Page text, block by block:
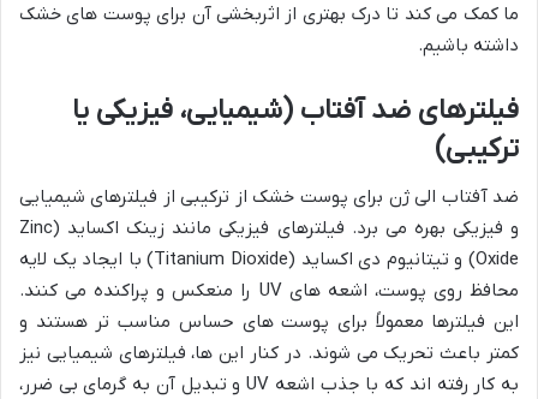
ما کمک می کند تا درک بهتری از اثربخشی آن برای پوست های خشک
داشته باشیم.
فیلترهای ضد آفتاب (شیمیایی، فیزیکی یا
ترکیبی)
ضد آفتاب الی ژن برای پوست خشک از ترکیبی از فیلترهای شیمیایی
و فیزیکی بهره می برد. فیلترهای فیزیکی مانند زینک اکساید (Zinc
Oxide) و تیتانیوم دی اکساید (Titanium Dioxide) با ایجاد یک لایه
محافظ روی پوست، اشعه های UV را منعکس و پراکنده می کنند.
این فیلترها معمولاً برای پوست های حساس مناسب تر هستند و
کمتر باعث تحریک می شوند. در کنار این ها، فیلترهای شیمیایی نیز
به کار رفته اند که با جذب اشعه UV و تبدیل آن به گرمای بی ضرر،